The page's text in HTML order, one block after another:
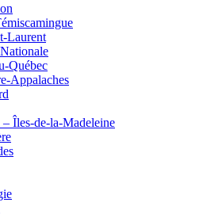
Laurent
Québec
Appalaches
– Îles-de-la-Madeleine